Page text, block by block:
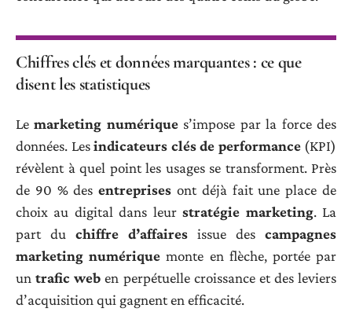
Chiffres clés et données marquantes : ce que
disent les statistiques
Lemarketing numériques’impose par la force des
données. Lesindicateurs clés de performance(KPI)
révèlent à quel point les usages se transforment. Près
de 90 % desentreprises ont déjà fait une place de
choix au digital dans leurstratégie marketing. La
part du chiffre d’affaires issue des campagnes
marketing numérique monte en flèche, portée par
untrafic web en perpétuelle croissance et des leviers
d’acquisition qui gagnent en efficacité.